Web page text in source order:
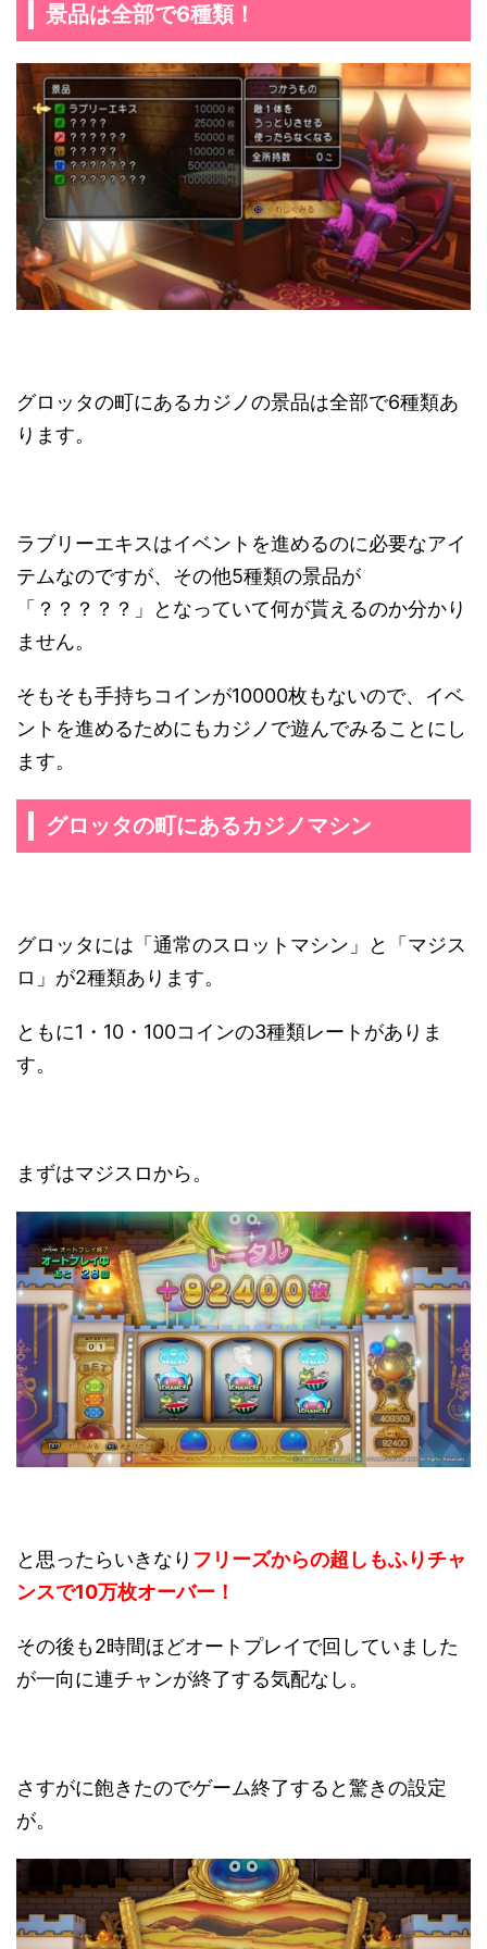
景品は全部で6種類！
グロッタの町にあるカジノの景品は全部で6種類あ
ります。
ラブリーエキスはイベントを進めるのに必要なアイ
テムなのですが、その他5種類の景品が
「？？？？？」となっていて何が貰えるのか分かり
ません。
そもそも手持ちコインが10000枚もないので、イベ
ントを進めるためにもカジノで遊んでみることにし
ます。
グロッタの町にあるカジノマシン
グロッタには「通常のスロットマシン」と「マジス
ロ」が2種類あります。
ともに1・10・100コインの3種類レートがありま
す。
まずはマジスロから。
と思ったらいきなり フリーズからの超しもふりチャ
ンスで10万枚オーバー！
その後も2時間ほどオートプレイで回していました
が一向に連チャンが終了する気配なし。
さすがに飽きたのでゲーム終了すると驚きの設定
が。